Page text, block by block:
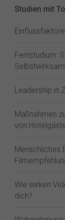
Studien mit
Fernstudium:
Leadership in
Maßnahmen
von
Menschliches
Wie wirken
dich?